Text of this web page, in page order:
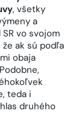
, všetky
a
vo svojom
ak sú podľa
obaja
teda i
druhého